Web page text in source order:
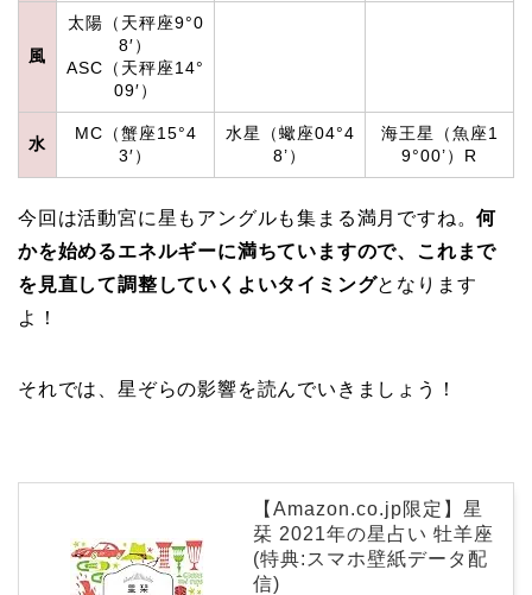
風
太陽（天秤座9°0
8′）
ASC（天秤座14°
09′）
水
MC（蟹座15°4
3′）
水星（蠍座04°4
8’）
海王星（魚座1
9°00’）R
今回は活動宮に星もアングルも集まる満月ですね。何
かを始めるエネルギーに満ちていますので、これまで
を見直して調整していくよいタイミングとなります
よ！
それでは、星ぞらの影響を読んでいきましょう！
【Amazon.co.jp限定】星
栞 2021年の星占い 牡羊座
(特典:スマホ壁紙データ配
信)